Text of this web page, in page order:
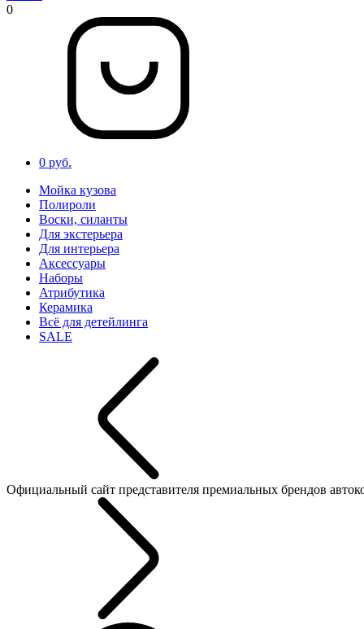
0
0 руб.
Мойка кузова
Полироли
Воски, силанты
Для экстерьера
Для интерьера
Аксессуары
Наборы
Атрибутика
Керамика
Всё для детейлинга
SALE
Официальный сайт представителя премиальных брендов